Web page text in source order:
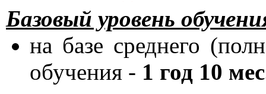
Базовый уровень
на базе среднего
обучения - 1 год 10